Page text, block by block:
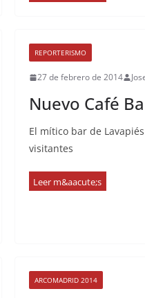
REPORTERISMO
27 de febrero de 2014
Nuevo Café
El mítico bar de
visitantes
ARCOMADRID 2014